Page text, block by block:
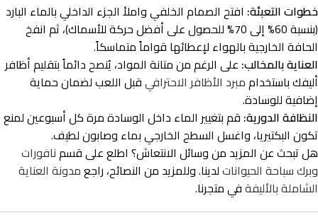
خطوات التعبئة: افتح الصمام الخلفي واملأ الجزء الداخلي بالماء البارد
(بنسبة 60% إلى 70% للحصول على أفضل حركة للأسماك)، ثم انفخ
الحافة الخارجية بالهواء لإعطائها قواماً متماسكاً.
العناية بالمخالب: على الرغم من متانة المواد، يُنصح دائماً بتقليم أظافر
أليفك باستخداممبرد الأظافر الاحترافيقبل اللعب لضمان حماية
إضافية للوسادة.
النظافة الدورية: قم بتغيير الماء داخل الوسادة مرة كل أسبوعين لمنع
تكون البكتيريا، واغسل السطح الخارجي بماء وصابون لطيف.
هل تبحث عن المزيد من وسائل الانتعاش؟ اطلع على قسمنافورات
وبرك سباحة الحيواناتلدينا. وللمزيد من النصائح، راجعمدونة العناية
الشاملة بالأليفةفي متجرنا.